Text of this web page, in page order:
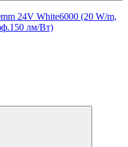
24V White6000 (20 W/m,
лм/Вт)